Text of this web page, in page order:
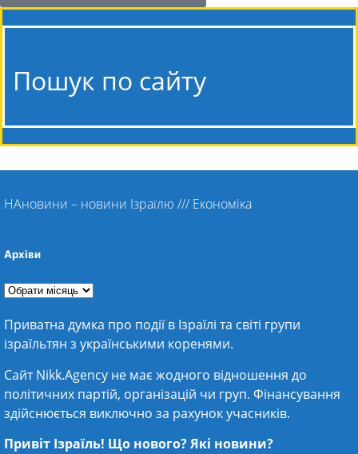
Пошук по сайту
НАновини – новини Ізраїлю /// Економіка
Архіви
Приватна думка про події в Ізраїлі та світі групи
ізраїльтян з українськими коренями.
Сайт Nikk.Agency не має жодного відношення до
політичних партій, організацій чи груп. Фінансування
здійснюється виключно за рахунок учасників.
Привіт Ізраїль! Що нового? Які новини?